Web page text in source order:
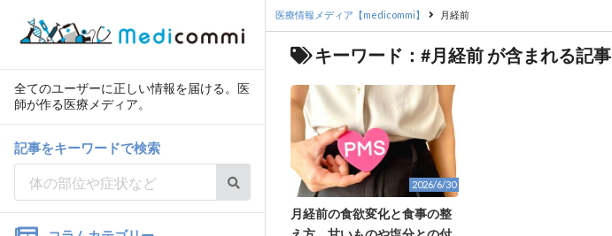
全てのユーザーに正しい情報を届ける。医
師が作る医療メディア。
記事をキーワードで検索
医療情報メディア【medicommi】 月経前
キーワード：#月経前 が含まれる記事
2026/6/30
月経前の食欲変化と食事の整